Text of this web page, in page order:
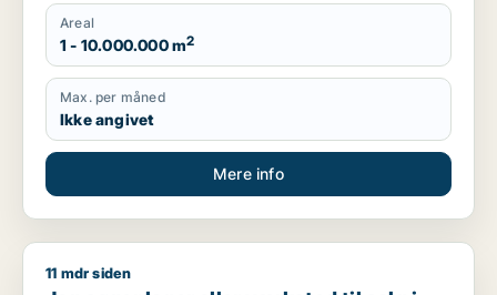
Areal
1 - 10.000.000 m2
Max. per måned
Ikke angivet
Mere info
Jeg søger lager eller værksted til salg i Aabybro, Brovst
11 mdr siden